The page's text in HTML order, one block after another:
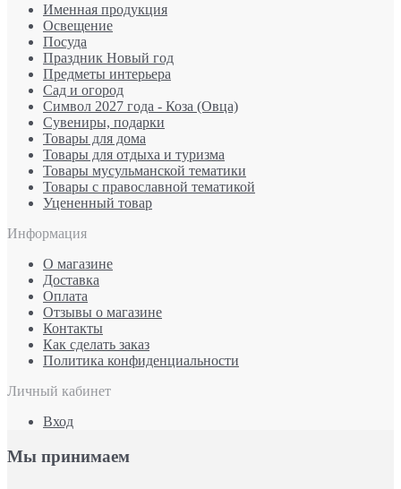
Именная продукция
Освещение
Посуда
Праздник Новый год
Предметы интерьера
Сад и огород
Символ 2027 года - Коза (Овца)
Сувениры, подарки
Товары для дома
Товары для отдыха и туризма
Товары мусульманской тематики
Товары с православной тематикой
Уцененный товар
Информация
О магазине
Доставка
Оплата
Отзывы о магазине
Контакты
Как сделать заказ
Политика конфиденциальности
Личный кабинет
Вход
Мы принимаем